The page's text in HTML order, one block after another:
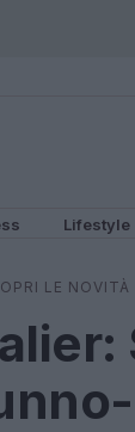
Lifestyle
LE